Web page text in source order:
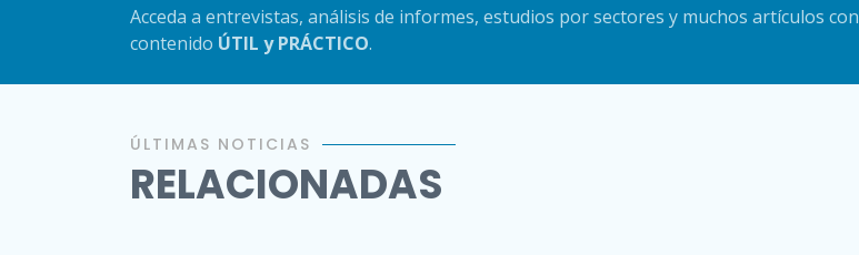
Acceda a entrevistas, análisis de informes, estudios por sectores y muchos artículos con
contenido ÚTIL y PRÁCTICO.
ÚLTIMAS NOTICIAS
RELACIONADAS